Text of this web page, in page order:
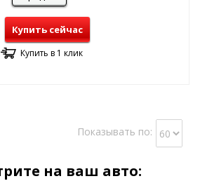
Купить сейчас
Купить в 1 клик
Показывать по:
на ваш авто: